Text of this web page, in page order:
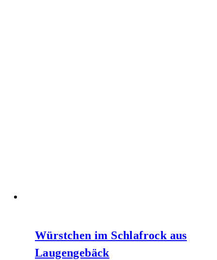
Würstchen im Schlafrock aus
Laugengebäck